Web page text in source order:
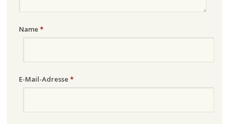
Name *
E-Mail-Adresse *